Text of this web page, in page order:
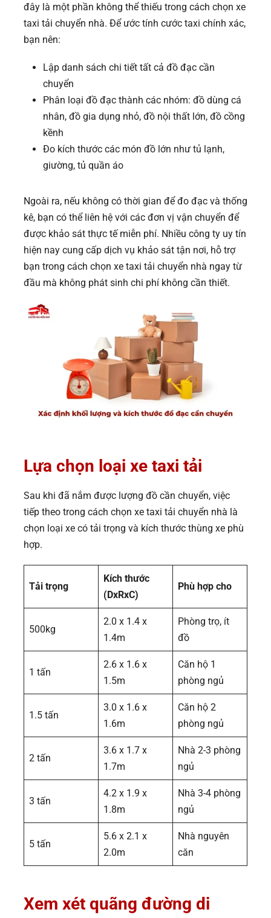
đây là một phần không thể thiếu trong cách chọn xe
taxi tải chuyển nhà. Để ước tính cước taxi chính xác,
bạn nên:
Lập danh sách chi tiết tất cả đồ đạc cần
chuyển
Phân loại đồ đạc thành các nhóm: đồ dùng cá
nhân, đồ gia dụng nhỏ, đồ nội thất lớn, đồ cồng
kềnh
Đo kích thước các món đồ lớn như tủ lạnh,
giường, tủ quần áo
Ngoài ra, nếu không có thời gian để đo đạc và thống
kê, bạn có thể liên hệ với các đơn vị vận chuyển để
được khảo sát thực tế miễn phí. Nhiều công ty uy tín
hiện nay cung cấp dịch vụ khảo sát tận nơi, hỗ trợ
bạn trong cách chọn xe taxi tải chuyển nhà ngay từ
đầu mà không phát sinh chi phí không cần thiết.
Lựa chọn loại xe taxi tải
Sau khi đã nắm được lượng đồ cần chuyển, việc
tiếp theo trong cách chọn xe taxi tải chuyển nhà là
chọn loại xe có tải trọng và kích thước thùng xe phù
hợp.
Tải trọng
Kích thước
(DxRxC)
Phù hợp cho
500kg
2.0 x 1.4 x
1.4m
Phòng trọ, ít
đồ
1 tấn
2.6 x 1.6 x
1.5m
Căn hộ 1
phòng ngủ
1.5 tấn
3.0 x 1.6 x
1.6m
Căn hộ 2
phòng ngủ
2 tấn
3.6 x 1.7 x
1.7m
Nhà 2-3 phòng
ngủ
3 tấn
4.2 x 1.9 x
1.8m
Nhà 3-4 phòng
ngủ
5 tấn
5.6 x 2.1 x
2.0m
Nhà nguyên
căn
Xem xét quãng đường di